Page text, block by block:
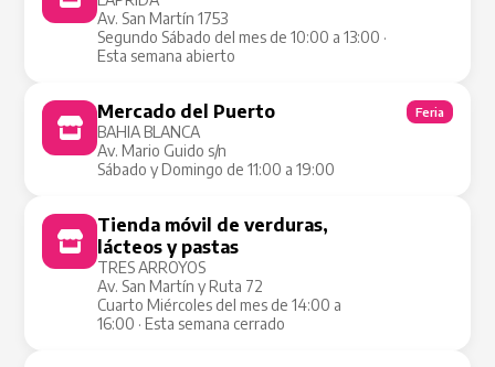
Av. San Martín 1753
Segundo Sábado del mes de 10:00 a 13:00 ·
Esta semana abierto
Mercado del Puerto
BAHIA BLANCA
Av. Mario Guido s/n
Sábado y Domingo de 11:00 a 19:00
Feria
Tienda móvil de verduras,
lácteos y pastas
TRES ARROYOS
Av. San Martín y Ruta 72
Cuarto Miércoles del mes de 14:00 a
16:00 · Esta semana cerrado